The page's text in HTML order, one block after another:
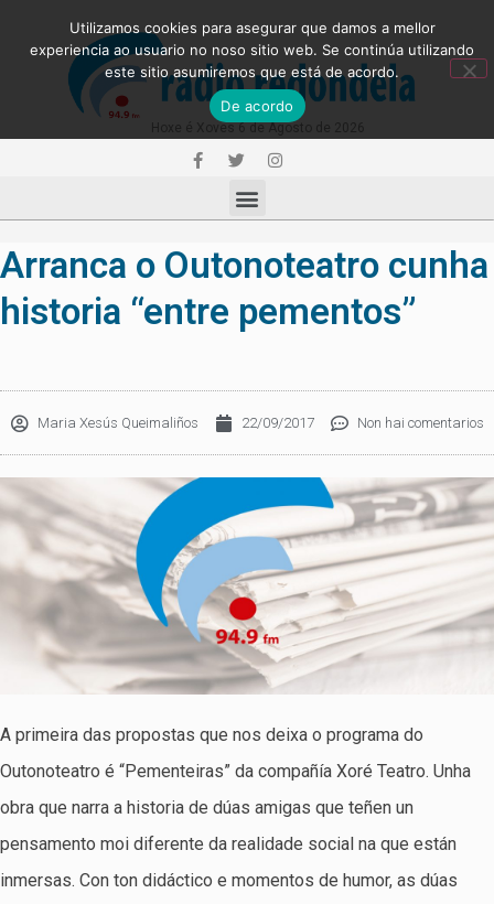
Arranca o Outonoteatro cunha
historia “entre pementos”
Maria Xesús Queimaliños 22/09/2017 Non hai comentarios
A primeira das propostas que nos deixa o programa do
Outonoteatro é “Pementeiras” da compañía Xoré Teatro. Unha
obra que narra a historia de dúas amigas que teñen un
pensamento moi diferente da realidade social na que están
inmersas. Con ton didáctico e momentos de humor, as dúas
Utilizamos cookies para asegurar que damos a mellor
experiencia ao usuario no noso sitio web. Se continúa utilizando
este sitio asumiremos que está de acordo.
De acordo